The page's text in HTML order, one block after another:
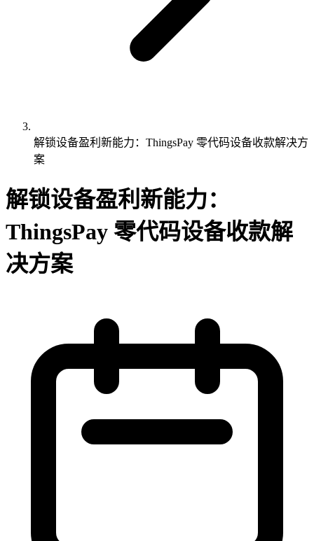
解锁设备盈利新能力：ThingsPay 零代码设备收款解决方
案
解锁设备盈利新能力：
ThingsPay 零代码设备收款解
决方案